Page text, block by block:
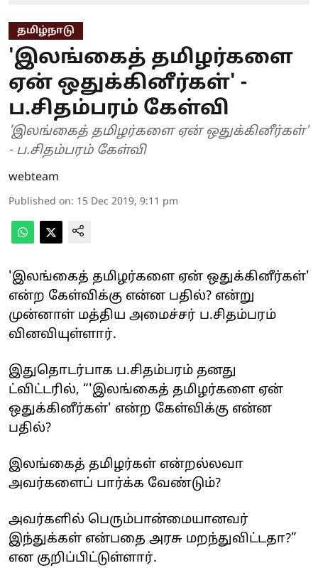
தமிழ்நாடு
'இலங்கைத் தமிழர்களை
ஏன் ஒதுக்கினீர்கள்' -
ப.சிதம்பரம் கேள்வி
'இலங்கைத் தமிழர்களை ஏன் ஒதுக்கினீர்கள்'
- ப.சிதம்பரம் கேள்வி
webteam
Published on: 15 Dec 2019, 9:11 pm
'இலங்கைத் தமிழர்களை ஏன் ஒதுக்கினீர்கள்'
என்ற கேள்விக்கு என்ன பதில்? என்று
முன்னாள் மத்திய அமைச்சர் ப.சிதம்பரம்
வினவியுள்ளார்.
இதுதொடர்பாக ப.சிதம்பரம் தனது
ட்விட்டரில், “'இலங்கைத் தமிழர்களை ஏன்
ஒதுக்கினீர்கள்' என்ற கேள்விக்கு என்ன
பதில்?
இலங்கைத் தமிழர்கள் என்றல்லவா
அவர்களைப் பார்க்க வேண்டும்?
அவர்களில் பெரும்பான்மையானவர்
இந்துக்கள் என்பதை அரசு மறந்துவிட்டதா?”
என குறிப்பிட்டுள்ளார்.